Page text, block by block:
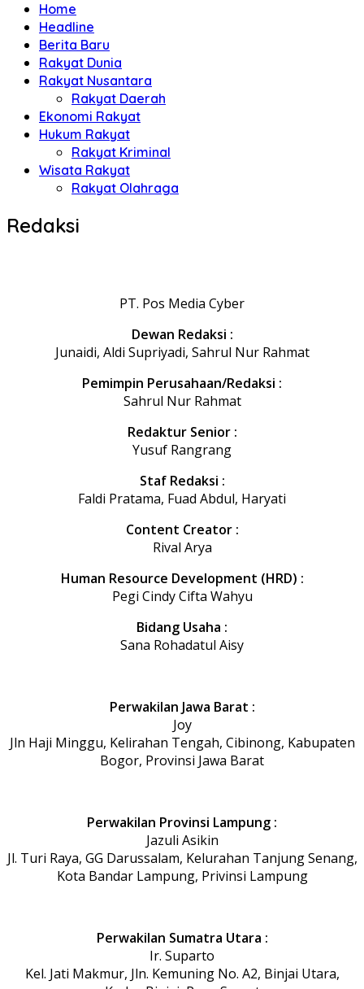
Home
Headline
Berita Baru
Rakyat Dunia
Rakyat Nusantara
Rakyat Daerah
Ekonomi Rakyat
Hukum Rakyat
Rakyat Kriminal
Wisata Rakyat
Rakyat Olahraga
Redaksi
PT. Pos Media Cyber
Dewan Redaksi :
Junaidi, Aldi Supriyadi, Sahrul Nur Rahmat
Pemimpin Perusahaan/Redaksi :
Sahrul Nur Rahmat
Redaktur Senior :
Yusuf Rangrang
Staf Redaksi :
Faldi Pratama, Fuad Abdul, Haryati
Content Creator :
Rival Arya
Human Resource Development (HRD) :
Pegi Cindy Cifta Wahyu
Bidang Usaha :
Sana Rohadatul Aisy
Perwakilan Jawa Barat :
Joy
Jln Haji Minggu, Kelirahan Tengah, Cibinong, Kabupaten
Bogor, Provinsi Jawa Barat
Perwakilan Provinsi Lampung :
Jazuli Asikin
Jl. Turi Raya, GG Darussalam, Kelurahan Tanjung Senang,
Kota Bandar Lampung, Privinsi Lampung
Perwakilan Sumatra Utara :
Ir. Suparto
Kel. Jati Makmur, Jln. Kemuning No. A2, Binjai Utara,